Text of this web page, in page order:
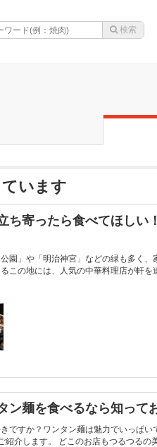
います
ち寄ったら食べてほしい
園」や「明治神宮」などの緑も多く
この地には、人気の中華料理店が軒
ン麺を食べるなら知って
ですか？ワンタン麺は魅力でいっぱ
紹介します。 どこのお店もつるつるの